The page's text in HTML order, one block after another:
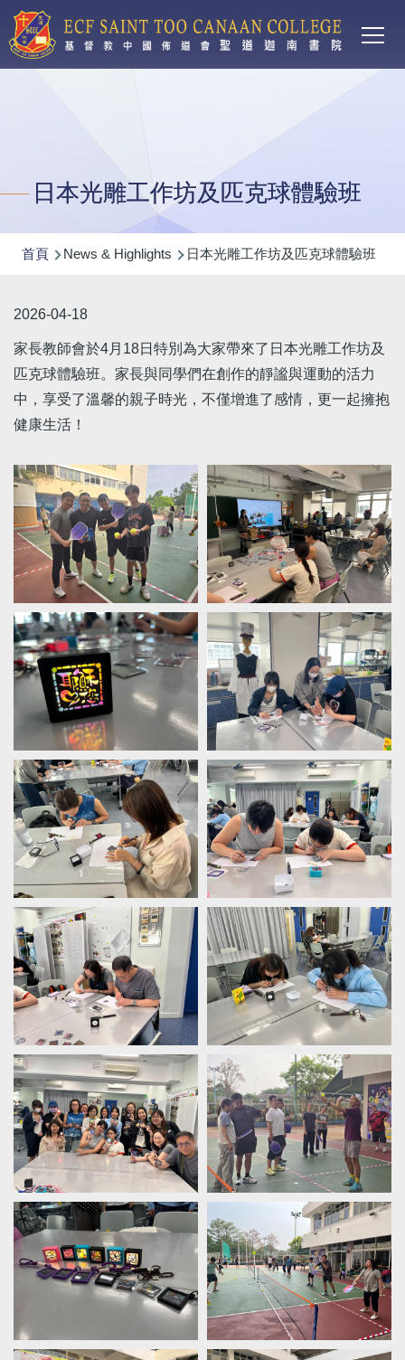
移至主內容
日本光雕工作坊及匹克球體驗班
導
連
結
首頁 News & Highlights 日本光雕工作坊及匹克球體驗班
2026-04-18
家長教師會於4月18日特別為大家帶來了日本光雕工作坊及
匹克球體驗班。家長與同學們在創作的靜謐與運動的活力
中，享受了溫馨的親子時光，不僅增進了感情，更一起擁抱
健康生活！